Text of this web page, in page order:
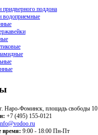
придверного поддона
водоприемные
г. Наро-Фоминск, площадь свободы 10
+7 (495) 155-0121
время: 9:00 - 18:00 Пн-Пт